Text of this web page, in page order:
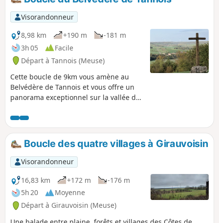
Visorandonneur
8,98 km
+190 m
-181 m
3h 05
Facile
Départ à Tannois (Meuse)
Cette boucle de 9km vous amène au
Belvédère de Tannois et vous offre un
panorama exceptionnel sur la vallée de
Boucle des quatre villages à Girauvoisin
Visorandonneur
16,83 km
+172 m
-176 m
5h 20
Moyenne
Départ à Girauvoisin (Meuse)